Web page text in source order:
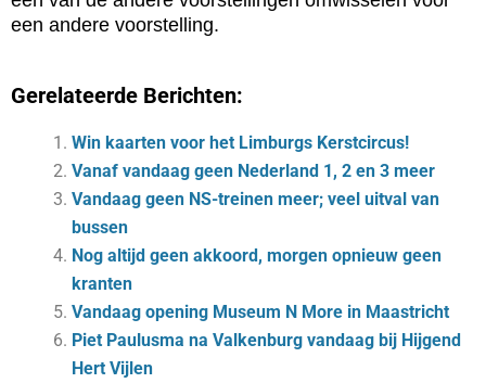
een andere voorstelling.
Gerelateerde Berichten:
Win kaarten voor het Limburgs Kerstcircus!
Vanaf vandaag geen Nederland 1, 2 en 3 meer
Vandaag geen NS-treinen meer; veel uitval van
bussen
Nog altijd geen akkoord, morgen opnieuw geen
kranten
Vandaag opening Museum N More in Maastricht
Piet Paulusma na Valkenburg vandaag bij Hijgend
Hert Vijlen